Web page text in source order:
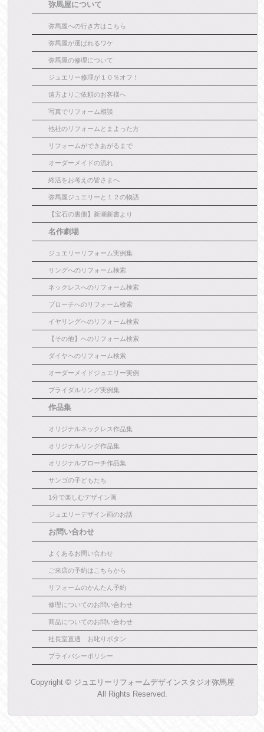
弥馬屋について
弥馬屋への行き方はこちら
弥馬屋が選ばれるワケ
弥馬屋の修理について
ジュエリー修理が１０％オフ！
遠方よりご依頼のお客様へ
写真でリフォーム相談
他社のリフォームとまよった方
リフォームができあがるまで
オーダーメイドの流れ
終活をお考えの皆さまへ
弥馬屋ジュエリーと１２の物語
【宝石の裏側】新潮新書より
名作劇場
ジュエリーリフォーム実例集
リングへのリフォーム検索
ネックレスへのリフォーム検索
ブローチへのリフォーム検索
イヤリングへのリフォーム検索
【その他】へのリフォーム検索
ダイヤへのリフォーム検索
オーダーメイドジュエリー実例
ブライダルリング実例集
作品集
オリジナルネックレス作品集
オリジナルリング作品集
オリジナルブローチ作品集
サンゴの子どもたち
1分で楽しむデザイン画
ジュエリーデザイン画のお話
お問い合わせ
よくあるお問い合わせ
ご来店の予約はこちらから
リフォームのかんたん予約
修理についてのお問い合わせ
商品についてのお問い合わせ
社長室直通 お叱りボタン
プライバシーポリシー
Copyright © ジュエリーリフォームデザインスタジオ弥馬屋
All Rights Reserved.